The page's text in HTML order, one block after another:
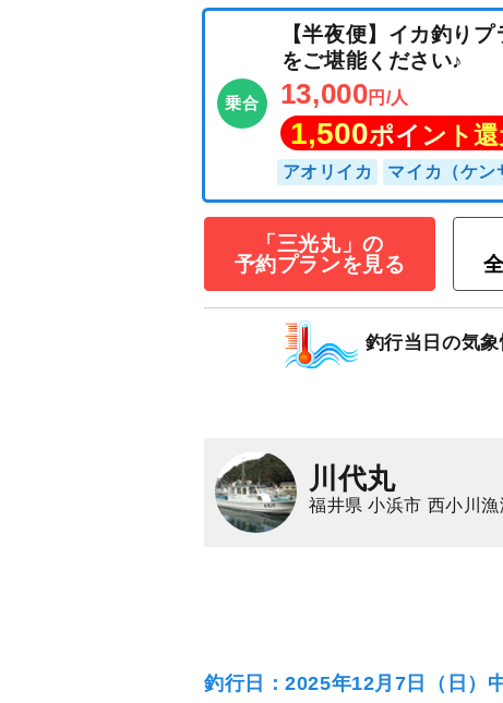
【半夜便】イカ
をご堪能ください♪
13,000
1,500
「三光丸」の
予約プランを見る
釣行当日の気
川代丸
福井県 小浜市 西小川漁
釣行日：2025年12月7日（日）